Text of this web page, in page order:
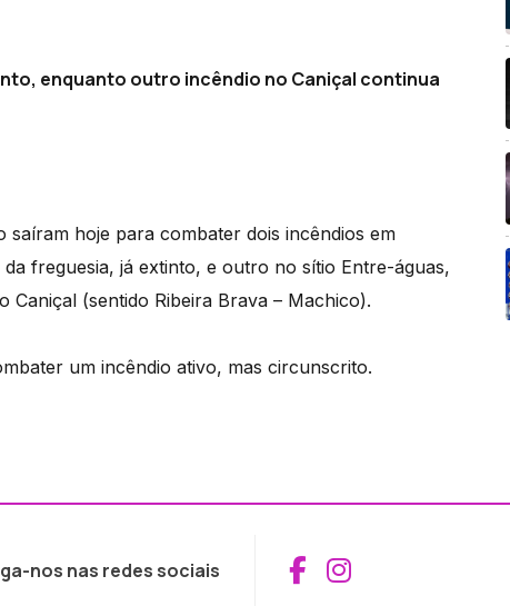
enquanto outro incêndio no Caniçal continua
hoje para combater dois incêndios em
freguesia, já extinto, e outro no sítio Entre-águas,
Caniçal (sentido Ribeira Brava – Machico).
um incêndio ativo, mas circunscrito.
nos nas redes sociais Aceder ao
Aceder ao